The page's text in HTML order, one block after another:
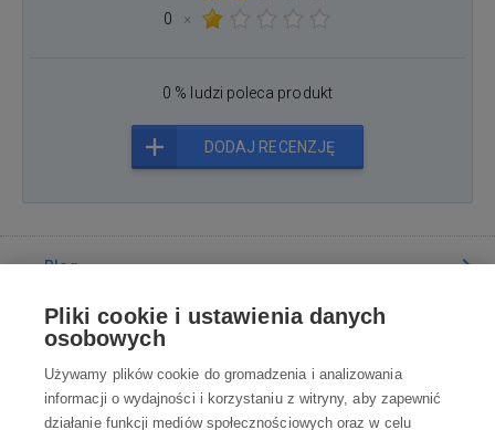
0
×
0 % ludzi poleca produkt
DODAJ RECENZJĘ
Blog
Poradnia
Wszystko o zakupach
Pliki cookie i ustawienia danych
osobowych
Używamy plików cookie do gromadzenia i analizowania
informacji o wydajności i korzystaniu z witryny, aby zapewnić
działanie funkcji mediów społecznościowych oraz w celu